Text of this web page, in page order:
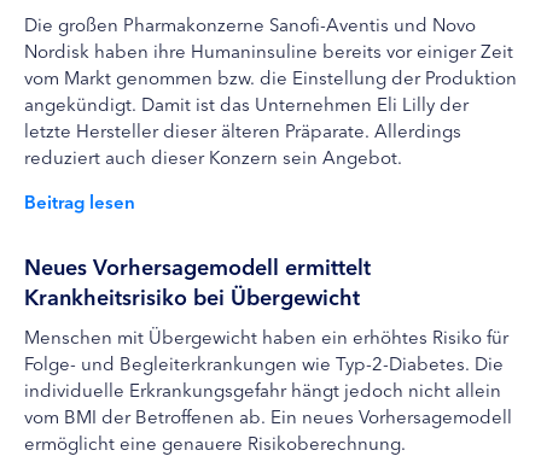
Die großen Pharmakonzerne Sanofi-Aventis und Novo
Nordisk haben ihre Humaninsuline bereits vor einiger Zeit
vom Markt genommen bzw. die Einstellung der Produktion
angekündigt. Damit ist das Unternehmen Eli Lilly der
letzte Hersteller dieser älteren Präparate. Allerdings
reduziert auch dieser Konzern sein Angebot.
Beitrag lesen
Neues Vorhersagemodell ermittelt
Krankheitsrisiko bei Übergewicht
Menschen mit Übergewicht haben ein erhöhtes Risiko für
Folge- und Begleiterkrankungen wie Typ-2-Diabetes. Die
individuelle Erkrankungsgefahr hängt jedoch nicht allein
vom BMI der Betroffenen ab. Ein neues Vorhersagemodell
ermöglicht eine genauere Risikoberechnung.